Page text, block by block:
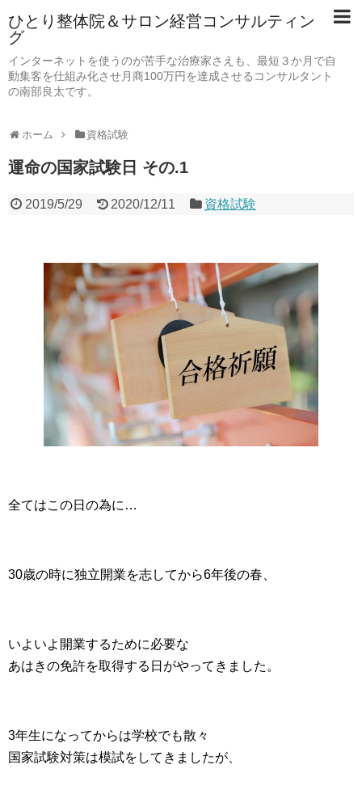
ひとり整体院＆サロン経営コンサルティン
グ
インターネットを使うのが苦手な治療家さえも、最短３か月で自
動集客を仕組み化させ月商100万円を達成させるコンサルタント
の南部良太です。
ホーム 資格試験
運命の国家試験日 その.1
2019/5/29 2020/12/11 資格試験
全てはこの日の為に…
30歳の時に独立開業を志してから6年後の春、
いよいよ開業するために必要な
あはきの免許を取得する日がやってきました。
3年生になってからは学校でも散々
国家試験対策は模試をしてきましたが、